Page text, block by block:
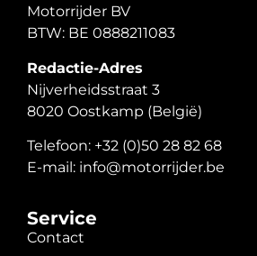
Motorrijder BV
BTW: BE 0888211083
Redactie-Adres
Nijverheidsstraat 3
8020 Oostkamp (België)
Telefoon: +32 (0)50 28 82 68
E-mail: info@motorrijder.be
Service
Contact